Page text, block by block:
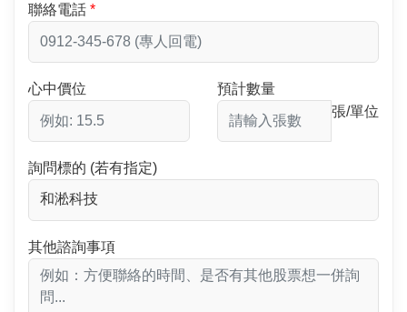
聯絡電話
心中價位
預計數量
張/單位
詢問標的 (若有指定)
其他諮詢事項